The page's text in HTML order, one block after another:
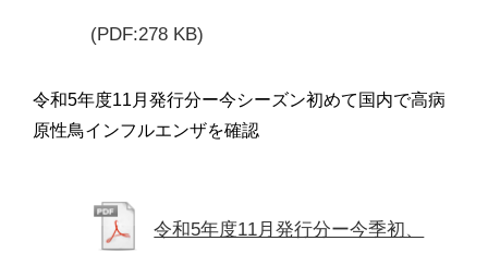
(PDF:278 KB)
令和5年度11月発行分ー今シーズン初めて国内で高病
原性鳥インフルエンザを確認
令和5年度11月発行分ー今季初、